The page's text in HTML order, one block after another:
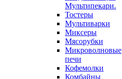
Мультипекари.
Тостеры
Мультиварки
Миксеры
Мясорубки
Микроволновые
печи
Кофемолки
Комбайны